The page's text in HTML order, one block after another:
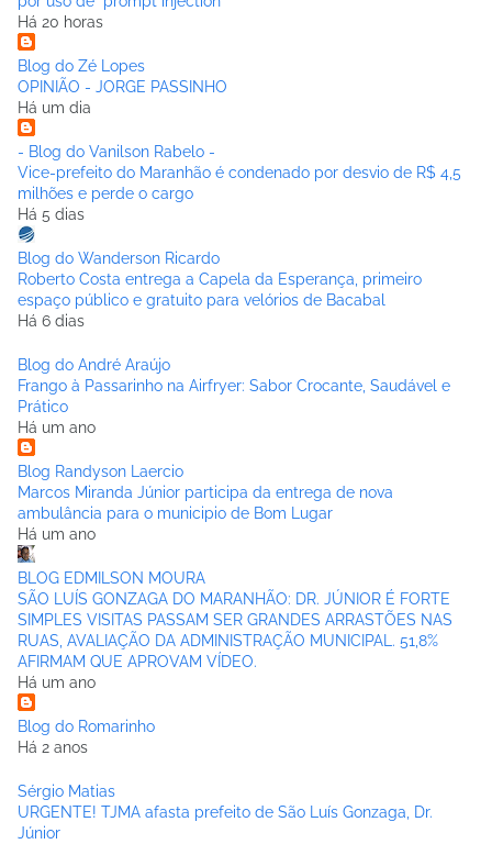
Há 20 horas
Blog do Zé Lopes
OPINIÃO - JORGE PASSINHO
Há um dia
- Blog do Vanilson Rabelo -
Vice-prefeito do Maranhão é condenado por desvio de R$ 4,5
milhões e perde o cargo
Há 5 dias
Blog do Wanderson Ricardo
Roberto Costa entrega a Capela da Esperança, primeiro
espaço público e gratuito para velórios de Bacabal
Há 6 dias
Blog do André Araújo
Frango à Passarinho na Airfryer: Sabor Crocante, Saudável e
Prático
Há um ano
Blog Randyson Laercio
Marcos Miranda Júnior participa da entrega de nova
ambulância para o municipio de Bom Lugar
Há um ano
BLOG EDMILSON MOURA
SÃO LUÍS GONZAGA DO MARANHÃO: DR. JÚNIOR É FORTE
SIMPLES VISITAS PASSAM SER GRANDES ARRASTÕES NAS
RUAS, AVALIAÇÃO DA ADMINISTRAÇÃO MUNICIPAL. 51,8%
AFIRMAM QUE APROVAM VÍDEO.
Há um ano
Blog do Romarinho
Há 2 anos
Sérgio Matias
URGENTE! TJMA afasta prefeito de São Luís Gonzaga, Dr.
Júnior